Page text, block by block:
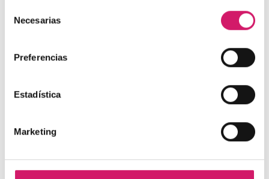
Necesarias
Preferencias
Estadística
Marketing
Tratamiento de un paciente con periimplantitis
paciente con periimplantitis, elaborado...